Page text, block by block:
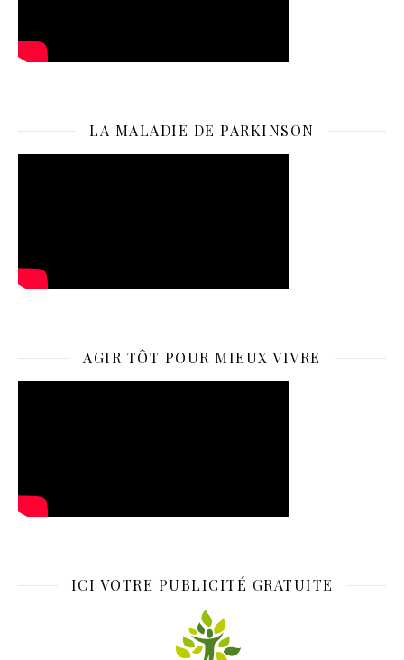
LA MALADIE DE PARKINSON
AGIR TÔT POUR MIEUX VIVRE
ICI VOTRE PUBLICITÉ GRATUITE